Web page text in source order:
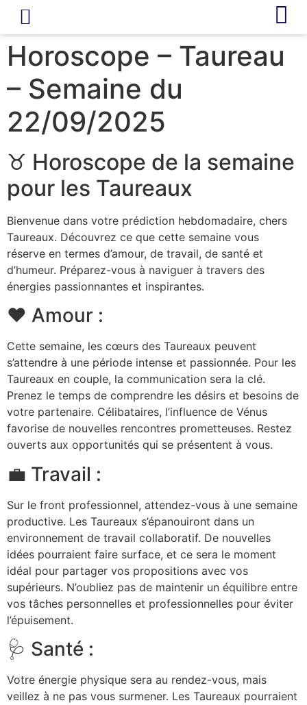
Horoscope – Taureau
– Semaine du
22/09/2025
♉ Horoscope de la semaine
pour les Taureaux
Bienvenue dans votre prédiction hebdomadaire, chers
Taureaux. Découvrez ce que cette semaine vous
réserve en termes d’amour, de travail, de santé et
d’humeur. Préparez-vous à naviguer à travers des
énergies passionnantes et inspirantes.
❤️ Amour :
Cette semaine, les cœurs des Taureaux peuvent
s’attendre à une période intense et passionnée. Pour les
Taureaux en couple, la communication sera la clé.
Prenez le temps de comprendre les désirs et besoins de
votre partenaire. Célibataires, l’influence de Vénus
favorise de nouvelles rencontres prometteuses. Restez
ouverts aux opportunités qui se présentent à vous.
💼 Travail :
Sur le front professionnel, attendez-vous à une semaine
productive. Les Taureaux s’épanouiront dans un
environnement de travail collaboratif. De nouvelles
idées pourraient faire surface, et ce sera le moment
idéal pour partager vos propositions avec vos
supérieurs. N’oubliez pas de maintenir un équilibre entre
vos tâches personnelles et professionnelles pour éviter
l’épuisement.
🩺 Santé :
Votre énergie physique sera au rendez-vous, mais
veillez à ne pas vous surmener. Les Taureaux pourraient